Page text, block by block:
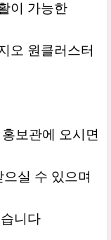
이 가능한
오 원클러스터
보관에 오시면
실 수 있으며
니다